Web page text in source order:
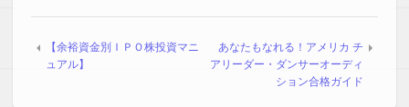
【余裕資金別ＩＰＯ株投資マニ
ュアル】
あなたもなれる！アメリカ チ
アリーダー・ダンサーオーディ
ション合格ガイド